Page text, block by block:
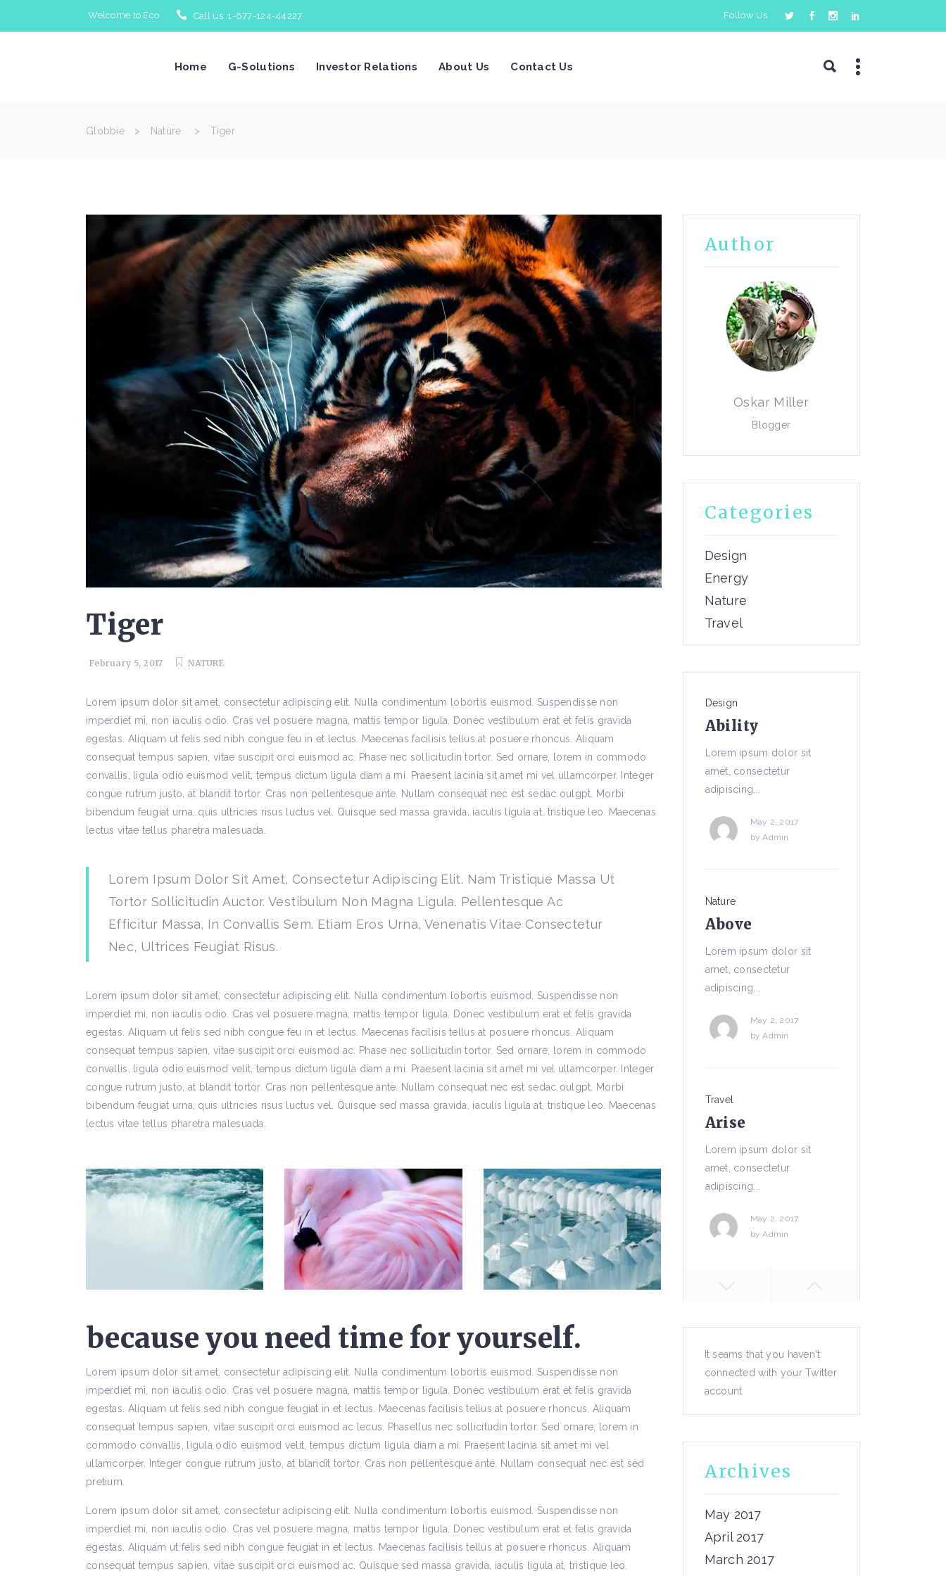
Welcome to Eco Call us 1-677-124-44227 Follow Us
Home G-Solutions Investor Relations About Us Contact Us
Globbie > Nature > Tiger
Tiger
February 5, 2017 NATURE
Lorem ipsum dolor sit amet, consectetur adipiscing elit. Nulla condimentum lobortis euismod. Suspendisse non
imperdiet mi, non iaculis odio. Cras vel posuere magna, mattis tempor ligula. Donec vestibulum erat et felis gravida
egestas. Aliquam ut felis sed nibh congue feu in et lectus. Maecenas facilisis tellus at posuere rhoncus. Aliquam
consequat tempus sapien, vitae suscipit orci euismod ac. Phase nec sollicitudin tortor. Sed ornare, lorem in commodo
convallis, ligula odio euismod velit, tempus dictum ligula diam a mi. Praesent lacinia sit amet mi vel ullamcorper. Integer
congue rutrum justo, at blandit tortor. Cras non pellentesque ante. Nullam consequat nec est sedac oulgpt. Morbi
bibendum feugiat urna, quis ultricies risus luctus vel. Quisque sed massa gravida, iaculis ligula at, tristique leo. Maecenas
lectus vitae tellus pharetra malesuada.
Lorem Ipsum Dolor Sit Amet, Consectetur Adipiscing Elit. Nam Tristique Massa Ut
Tortor Sollicitudin Auctor. Vestibulum Non Magna Ligula. Pellentesque Ac
Efficitur Massa, In Convallis Sem. Etiam Eros Urna, Venenatis Vitae Consectetur
Nec, Ultrices Feugiat Risus.
Lorem ipsum dolor sit amet, consectetur adipiscing elit. Nulla condimentum lobortis euismod. Suspendisse non
imperdiet mi, non iaculis odio. Cras vel posuere magna, mattis tempor ligula. Donec vestibulum erat et felis gravida
egestas. Aliquam ut felis sed nibh congue feu in et lectus. Maecenas facilisis tellus at posuere rhoncus. Aliquam
consequat tempus sapien, vitae suscipit orci euismod ac. Phase nec sollicitudin tortor. Sed ornare, lorem in commodo
convallis, ligula odio euismod velit, tempus dictum ligula diam a mi. Praesent lacinia sit amet mi vel ullamcorper. Integer
congue rutrum justo, at blandit tortor. Cras non pellentesque ante. Nullam consequat nec est sedac oulgpt. Morbi
bibendum feugiat urna, quis ultricies risus luctus vel. Quisque sed massa gravida, iaculis ligula at, tristique leo. Maecenas
lectus vitae tellus pharetra malesuada.
because you need time for yourself.
Lorem ipsum dolor sit amet, consectetur adipiscing elit. Nulla condimentum lobortis euismod. Suspendisse non
imperdiet mi, non iaculis odio. Cras vel posuere magna, mattis tempor ligula. Donec vestibulum erat et felis gravida
egestas. Aliquam ut felis sed nibh congue feugiat in et lectus. Maecenas facilisis tellus at posuere rhoncus. Aliquam
consequat tempus sapien, vitae suscipit orci euismod ac lecus. Phasellus nec sollicitudin tortor. Sed ornare, lorem in
commodo convallis, ligula odio euismod velit, tempus dictum ligula diam a mi. Praesent lacinia sit amet mi vel
ullamcorper. Integer congue rutrum justo, at blandit tortor. Cras non pellentesque ante. Nullam consequat nec est sed
pretium.
Lorem ipsum dolor sit amet, consectetur adipiscing elit. Nulla condimentum lobortis euismod. Suspendisse non
imperdiet mi, non iaculis odio. Cras vel posuere magna, mattis tempor ligula. Donec vestibulum erat et felis gravida
egestas. Aliquam ut felis sed nibh congue feugiat in et lectus. Maecenas facilisis tellus at posuere rhoncus. Aliquam
consequat tempus sapien, vitae suscipit orci euismod ac. Quisque sed massa gravida, iaculis ligula at, tristique leo.
Author
Oskar Miller
Blogger
Categories
Design
Energy
Nature
Travel
Design
Ability
Lorem ipsum dolor sit
amet, consectetur
adipiscing...
May 2, 2017
byAdmin
Nature
Above
Lorem ipsum dolor sit
amet, consectetur
adipiscing...
May 2, 2017
byAdmin
Travel
Arise
Lorem ipsum dolor sit
amet, consectetur
adipiscing...
May 2, 2017
byAdmin
February 8, 2017
Travel
Biosphere
Lorem ipsum dolor sit
amet, consectetur
It seams that you haven't
connected with your Twitter
account
Archives
May 2017
April 2017
March 2017